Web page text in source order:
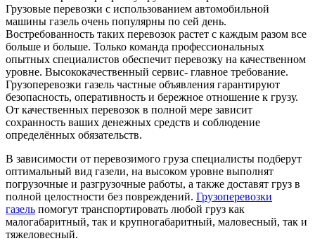
Грузовые перевозки с использованием автомобильной
машины газель очень популярны по сей день.
Востребованность таких перевозок растет с каждым разом все
больше и больше. Только команда профессиональных
опытных специалистов обеспечит перевозку на качественном
уровне. Высококачественный сервис- главное требование.
Грузоперевозки газель частные объявления гарантируют
безопасность, оперативность и бережное отношение к грузу.
От качественных перевозок в полной мере зависит
сохранность ваших денежных средств и соблюдение
определённых обязательств.
В зависимости от перевозимого груза специалисты подберут
оптимальный вид газели, на высоком уровне выполнят
погрузочные и разгрузочные работы, а также доставят груз в
полной целостности без повреждений. Грузоперевозки
газель помогут транспортировать любой груз как
малогабаритный, так и крупногабаритный, маловесный, так и
тяжеловесный.